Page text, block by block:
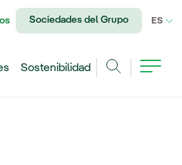
Sociedades del Grupo ES
Sostenibilidad